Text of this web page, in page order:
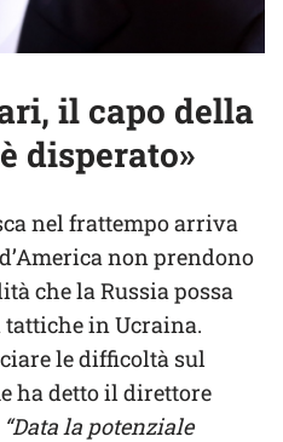
il capo della
disperato»
nel frattempo arriva
non prendono
che la Russia possa
in Ucraina.
le difficoltà sul
ha detto il direttore
“Data la potenziale